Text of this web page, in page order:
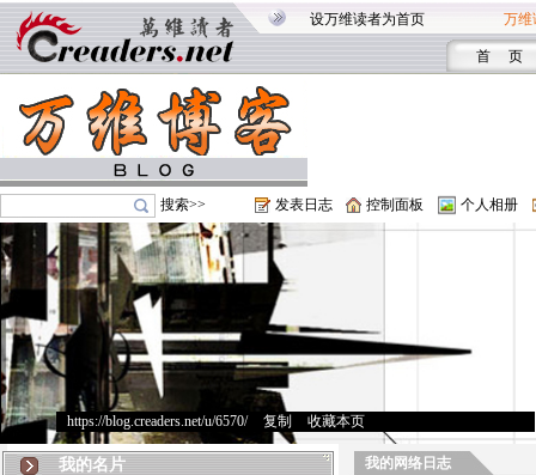
设万维读者为首页 万维
首 页
搜索>> 发表日志 控制面板 个人相册
https://blog.creaders.net/u/6570/> 复制 收藏本页
我的名片 我的网络日志